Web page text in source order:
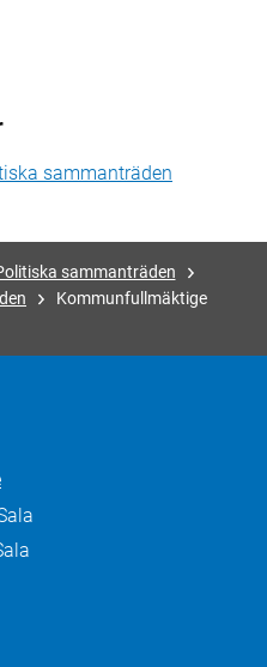
sammanträden
sammanträden
Kommunfullmäktige